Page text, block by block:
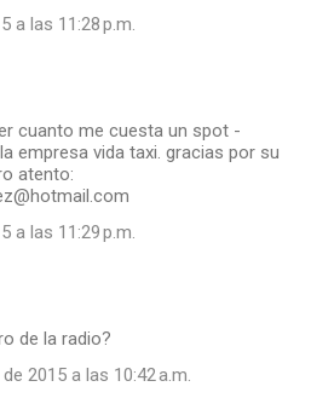
a las 11:28 p.m.
cuanto me cuesta un spot -
empresa vida taxi. gracias por su
atento:
a las 11:29 p.m.
de la radio?
2015 a las 10:42 a.m.